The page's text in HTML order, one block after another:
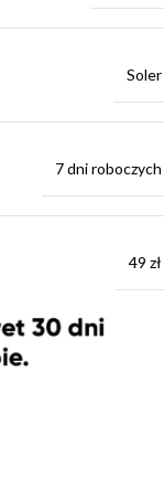
Soler
7 dni roboczych
49 zł